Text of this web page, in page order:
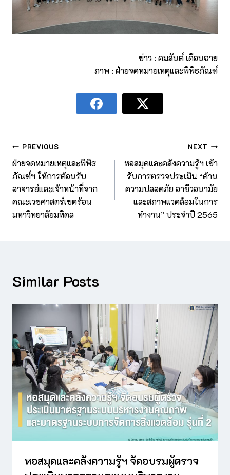
ข่าว : คมสันต์ เดือนฉาย
ภาพ : ฝ่ายจดหมายเหตุและพิพิธภัณฑ์
PREVIOUS
ฝ่ายจดหมายเหตุและพิพิธ
ภัณฑ์ฯ ให้การต้อนรับ
อาจารย์และเจ้าหน้าที่จาก
คณะเวชศาสตร์เขตร้อน
มหาวิทยาลัยมหิดล
NEXT
หอสมุดและคลังความรู้ฯ เข้า
รับการตรวจประเมิน “ด้าน
ความปลอดภัย อาชีวอนามัย
และสภาพแวดล้อมในการ
ทำงาน” ประจำปี 2565
Similar Posts
หอสมุดและคลังความรู้ฯ จัดอบรมผู้ตรวจ